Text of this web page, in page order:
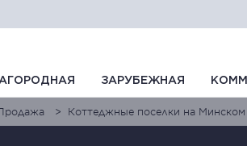
ЗАРУБЕЖНАЯ
Коттеджные поселки на